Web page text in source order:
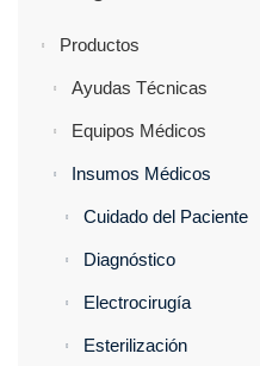
Productos
Ayudas Técnicas
Equipos Médicos
Insumos Médicos
Cuidado del Paciente
Diagnóstico
Electrocirugía
Esterilización